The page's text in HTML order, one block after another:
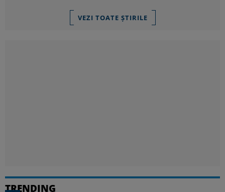
VEZI TOATE ȘTIRILE
TRENDING